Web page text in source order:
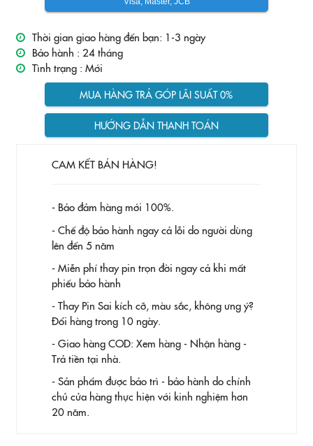
Thời gian giao hàng đến bạn: 1-3 ngày
Bảo hành : 24 tháng
Tình trạng : Mới
MUA HÀNG TRẢ GÓP LÃI SUẤT 0%
HƯỚNG DẪN THANH TOÁN
CAM KẾT BÁN HÀNG!
- Bảo đảm hàng mới 100%.
- Chế độ bảo hành ngay cả lỗi do người dùng
lên đến 5 năm
- Miễn phí thay pin trọn đời ngay cả khi mất
phiếu bảo hành
- Thay Pin Sai kích cỡ, màu sắc, không ưng ý?
Đổi hàng trong 10 ngày.
- Giao hàng COD: Xem hàng - Nhận hàng -
Trả tiền tại nhà.
- Sản phẩm được bảo trì - bảo hành do chính
chủ cửa hàng thực hiện với kinh nghiệm hơn
20 năm.